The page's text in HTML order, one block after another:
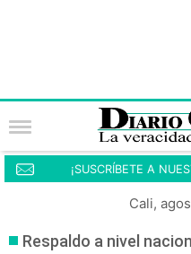
¡SUSCRÍBETE A
Cali,
Respaldo a nivel